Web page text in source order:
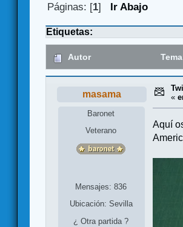
Páginas: [1] Ir Abajo
Etiquetas:
Autor
masama
Baronet
Veterano
Mensajes: 836
Ubicación: Sevilla
¿ Otra partida ?
«
Aquí